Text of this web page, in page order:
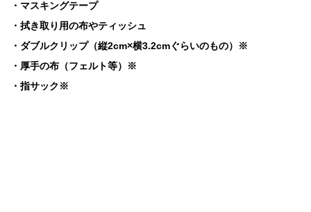
・マスキングテープ
・拭き取り用の布やティッシュ
・ダブルクリップ（縦2cm×横3.2cmぐらいのもの）※
・厚手の布（フェルト等）※
・指サック※